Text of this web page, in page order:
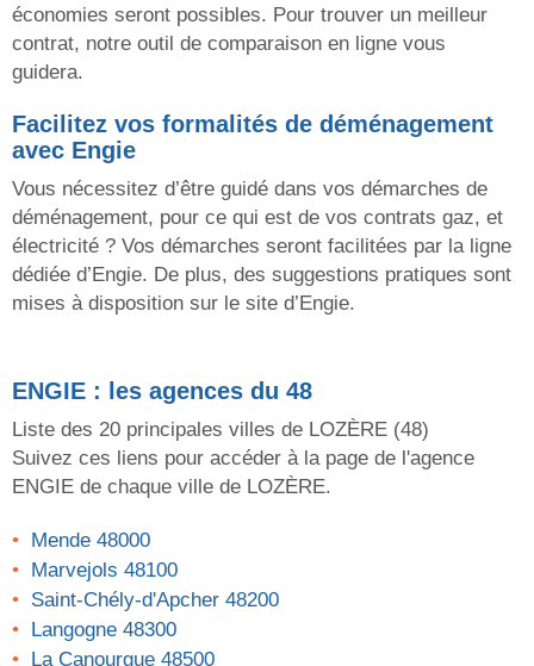
économies seront possibles. Pour trouver un meilleur
contrat, notre outil de comparaison en ligne vous
guidera.
Facilitez vos formalités de déménagement
avec Engie
Vous nécessitez d’être guidé dans vos démarches de
déménagement, pour ce qui est de vos contrats gaz, et
électricité ? Vos démarches seront facilitées par la ligne
dédiée d’Engie. De plus, des suggestions pratiques sont
mises à disposition sur le site d’Engie.
ENGIE : les agences du 48
Liste des 20 principales villes de LOZÈRE (48)
Suivez ces liens pour accéder à la page de l'agence
ENGIE de chaque ville de LOZÈRE.
Mende 48000
Marvejols 48100
Saint-Chély-d'Apcher 48200
Langogne 48300
La Canourgue 48500